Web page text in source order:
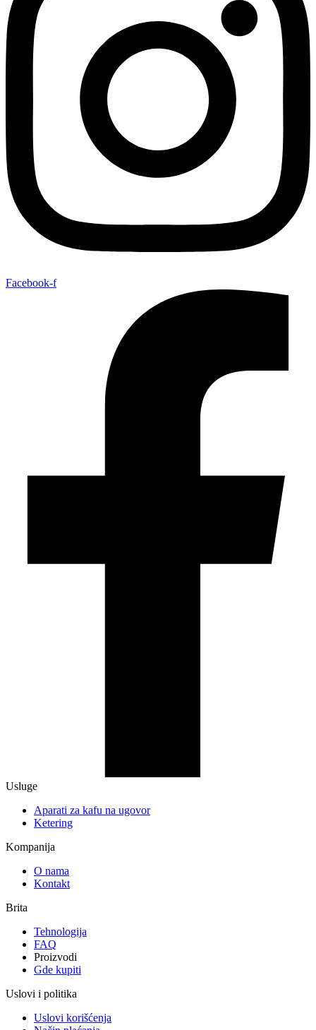
Facebook-f
Usluge
Aparati za kafu na ugovor
Ketering
Kompanija
O nama
Kontakt
Brita
Tehnologija
FAQ
Proizvodi
Gde kupiti
Uslovi i politika
Uslovi korišćenja